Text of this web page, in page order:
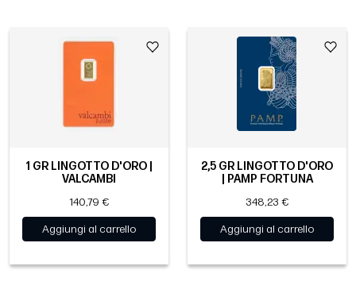
1 GR LINGOTTO D'ORO |
VALCAMBI
140,79 €
Aggiungi al carrello
2,5 GR LINGOTTO D'ORO
| PAMP FORTUNA
348,23 €
Aggiungi al carrello